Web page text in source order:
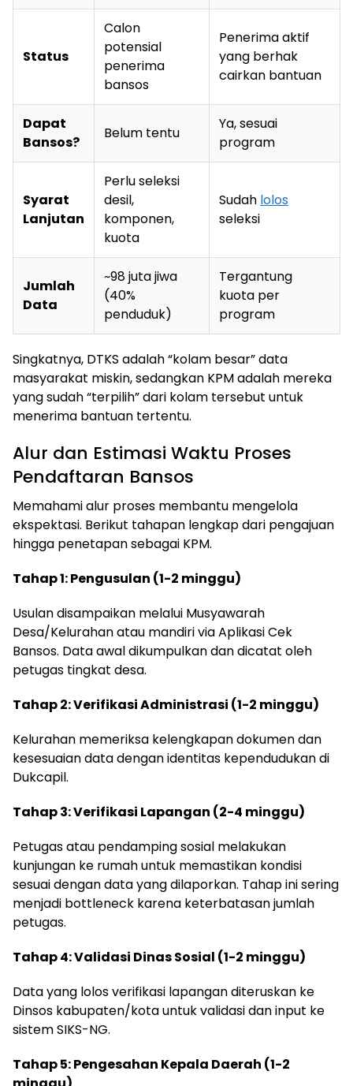
Status
Calon
potensial
penerima
bansos
Penerima aktif
yang berhak
cairkan bantuan
Dapat
Bansos?
Belum tentu
Ya, sesuai
program
Syarat
Lanjutan
Perlu seleksi
desil,
komponen,
kuota
Sudah lolos
seleksi
Jumlah
Data
~98 juta jiwa
(40%
penduduk)
Tergantung
kuota per
program
Singkatnya, DTKS adalah “kolam besar” data
masyarakat miskin, sedangkan KPM adalah mereka
yang sudah “terpilih” dari kolam tersebut untuk
menerima bantuan tertentu.
Alur dan Estimasi Waktu Proses
Pendaftaran Bansos
Memahami alur proses membantu mengelola
ekspektasi. Berikut tahapan lengkap dari pengajuan
hingga penetapan sebagai KPM.
Tahap 1: Pengusulan (1-2 minggu)
Usulan disampaikan melalui Musyawarah
Desa/Kelurahan atau mandiri via Aplikasi Cek
Bansos. Data awal dikumpulkan dan dicatat oleh
petugas tingkat desa.
Tahap 2: Verifikasi Administrasi (1-2 minggu)
Kelurahan memeriksa kelengkapan dokumen dan
kesesuaian data dengan identitas kependudukan di
Dukcapil.
Tahap 3: Verifikasi Lapangan (2-4 minggu)
Petugas atau pendamping sosial melakukan
kunjungan ke rumah untuk memastikan kondisi
sesuai dengan data yang dilaporkan. Tahap ini sering
menjadi bottleneck karena keterbatasan jumlah
petugas.
Tahap 4: Validasi Dinas Sosial (1-2 minggu)
Data yang lolos verifikasi lapangan diteruskan ke
Dinsos kabupaten/kota untuk validasi dan input ke
sistem SIKS-NG.
Tahap 5: Pengesahan Kepala Daerah (1-2